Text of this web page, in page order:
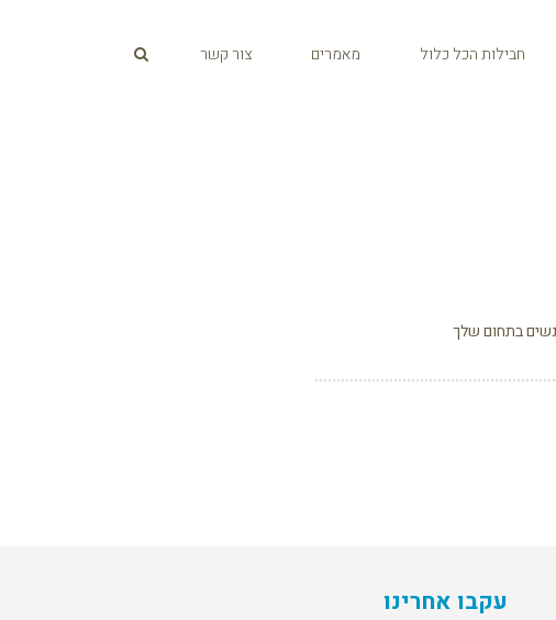
חבילות הכל כלול מאמרים צור קשר
בתחום שלך
עקבו אחרינו